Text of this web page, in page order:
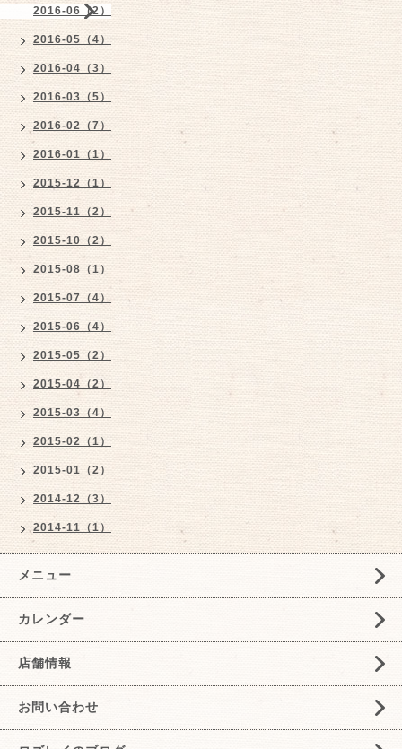
2016-06（2）
2016-05（4）
2016-04（3）
2016-03（5）
2016-02（7）
2016-01（1）
2015-12（1）
2015-11（2）
2015-10（2）
2015-08（1）
2015-07（4）
2015-06（4）
2015-05（2）
2015-04（2）
2015-03（4）
2015-02（1）
2015-01（2）
2014-12（3）
2014-11（1）
メニュー
カレンダー
店舗情報
お問い合わせ